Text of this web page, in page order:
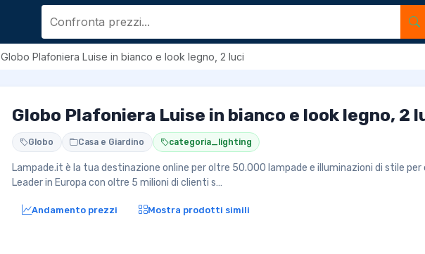
Globo Plafoniera Luise in bianco e look legno, 2 luci
Globo Plafoniera Luise in bianco e look legno, 2
Globo Casa e Giardino categoria_lighting
Lampade.it è la tua destinazione online per oltre 50.000 lampade e illuminazioni di stile per
Leader in Europa con oltre 5 milioni di clienti s…
Andamento prezzi Mostra prodotti simili